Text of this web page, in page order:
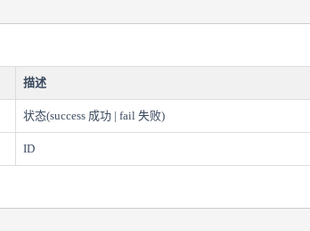
描述
状态(success 成功 | fail 失败)
ID